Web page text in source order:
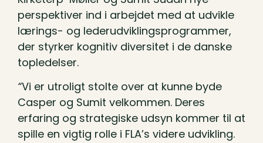
perspektiver ind i arbejdet med at udvikle
lærings- og lederudviklingsprogrammer,
der styrker kognitiv diversitet i de danske
topledelser.
“Vi er utroligt stolte over at kunne byde
Casper og Sumit velkommen. Deres
erfaring og strategiske udsyn kommer til at
spille en vigtig rolle i FLA’s videre udvikling.